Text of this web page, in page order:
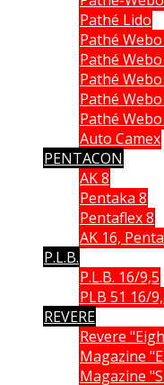
Pathé Lido
Pathé
Pathé
Pathé
Pathé
Pathé
Auto Camex
PENTACON
AK 8
Pentaka 8
Pentaflex 8
AK 16,
P.L.B.
P.L.B. 16/9,5
PLB 51 16/
REVERE
Revere
Magazine
Magazine